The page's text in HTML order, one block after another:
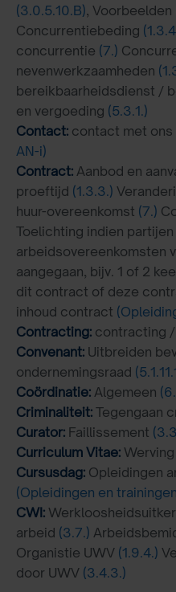
(3.0.5.10.B), Voorbeelden
Concurrentiebeding
concurrentie (7.)
nevenwerkzaamheden
bereikbaarheidsdienst /
en vergoeding (5.3.1.)
Contact: contact met ons
AN-i)
Contract: Aanbod en
proeftijd (1.3.3.)
huur-overeenkomst (7.)
Toelichting indien
arbeidsovereenkomsten
aangegaan, bijv. 1 of 2
dit contract of deze
inhoud contract
Contracting: contracting
Convenant: Uitbreiden
ondernemingsraad
Coördinatie: Algemeen
Criminaliteit: Tegengaan
Curator: Faillissement
Curriculum Vitae:
Cursusdag: Opleidingen
(Opleidingen en
CWI:
arbeid (3.7.)
Organistie UWV (1.9.4.)
door UWV (3.4.3.)